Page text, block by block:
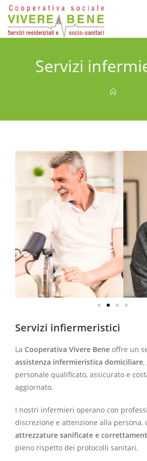
Servizi
Servizi infiermeristici
La Cooperativa Vivere Bene offre un
assistenza infermieristica domiciliare
personale qualificato, assicurato e
aggiornato.
I nostri infermieri operano con
discrezione e attenzione alla persona,
attrezzature sanificate e
pieno rispetto dei protocolli sanitari.